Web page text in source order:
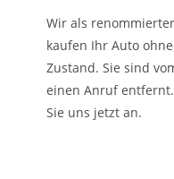
Wir als
kaufen Ihr Auto
Zustand. Sie sind
einen Anruf
Sie uns jetzt an.